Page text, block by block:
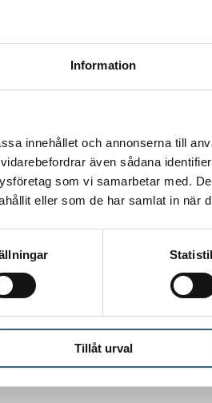
Information
innehållet och annonserna till
även sådana
som vi samarbetar med.
eller som de har samlat in när
Tillåt urval
mer komplett lösning.